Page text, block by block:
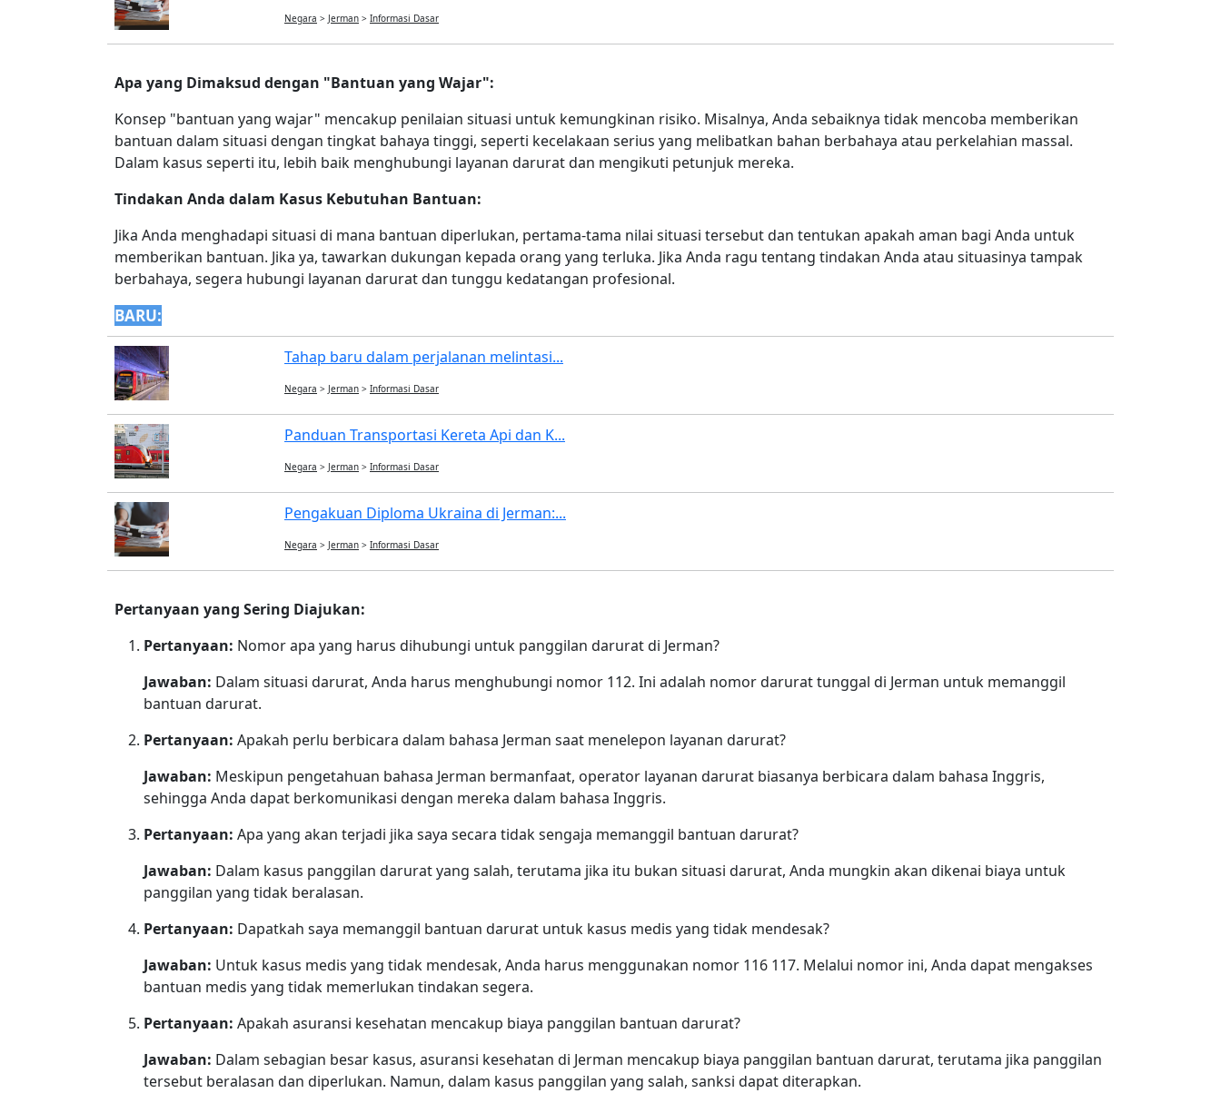
Negara > Jerman > Informasi Dasar
Apa yang Dimaksud dengan "Bantuan yang Wajar":
Konsep "bantuan yang wajar" mencakup penilaian situasi untuk kemungkinan risiko. Misalnya, Anda sebaiknya tidak mencoba memberikan
bantuan dalam situasi dengan tingkat bahaya tinggi, seperti kecelakaan serius yang melibatkan bahan berbahaya atau perkelahian massal.
Dalam kasus seperti itu, lebih baik menghubungi layanan darurat dan mengikuti petunjuk mereka.
Tindakan Anda dalam Kasus Kebutuhan Bantuan:
Jika Anda menghadapi situasi di mana bantuan diperlukan, pertama-tama nilai situasi tersebut dan tentukan apakah aman bagi Anda untuk
memberikan bantuan. Jika ya, tawarkan dukungan kepada orang yang terluka. Jika Anda ragu tentang tindakan Anda atau situasinya tampak
berbahaya, segera hubungi layanan darurat dan tunggu kedatangan profesional.
BARU:
Tahap baru dalam perjalanan melintasi...
Negara > Jerman > Informasi Dasar
Panduan Transportasi Kereta Api dan K...
Negara > Jerman > Informasi Dasar
Pengakuan Diploma Ukraina di Jerman:...
Negara > Jerman > Informasi Dasar
Pertanyaan yang Sering Diajukan:
Pertanyaan: Nomor apa yang harus dihubungi untuk panggilan darurat di Jerman?
Jawaban: Dalam situasi darurat, Anda harus menghubungi nomor 112. Ini adalah nomor darurat tunggal di Jerman untuk memanggil
bantuan darurat.
Pertanyaan: Apakah perlu berbicara dalam bahasa Jerman saat menelepon layanan darurat?
Jawaban: Meskipun pengetahuan bahasa Jerman bermanfaat, operator layanan darurat biasanya berbicara dalam bahasa Inggris,
sehingga Anda dapat berkomunikasi dengan mereka dalam bahasa Inggris.
Pertanyaan: Apa yang akan terjadi jika saya secara tidak sengaja memanggil bantuan darurat?
Jawaban: Dalam kasus panggilan darurat yang salah, terutama jika itu bukan situasi darurat, Anda mungkin akan dikenai biaya untuk
panggilan yang tidak beralasan.
Pertanyaan: Dapatkah saya memanggil bantuan darurat untuk kasus medis yang tidak mendesak?
Jawaban: Untuk kasus medis yang tidak mendesak, Anda harus menggunakan nomor 116 117. Melalui nomor ini, Anda dapat mengakses
bantuan medis yang tidak memerlukan tindakan segera.
Pertanyaan: Apakah asuransi kesehatan mencakup biaya panggilan bantuan darurat?
Jawaban: Dalam sebagian besar kasus, asuransi kesehatan di Jerman mencakup biaya panggilan bantuan darurat, terutama jika panggilan
tersebut beralasan dan diperlukan. Namun, dalam kasus panggilan yang salah, sanksi dapat diterapkan.